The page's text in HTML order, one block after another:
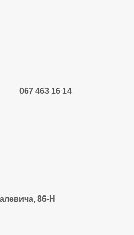
067 463 16 14
86-Н